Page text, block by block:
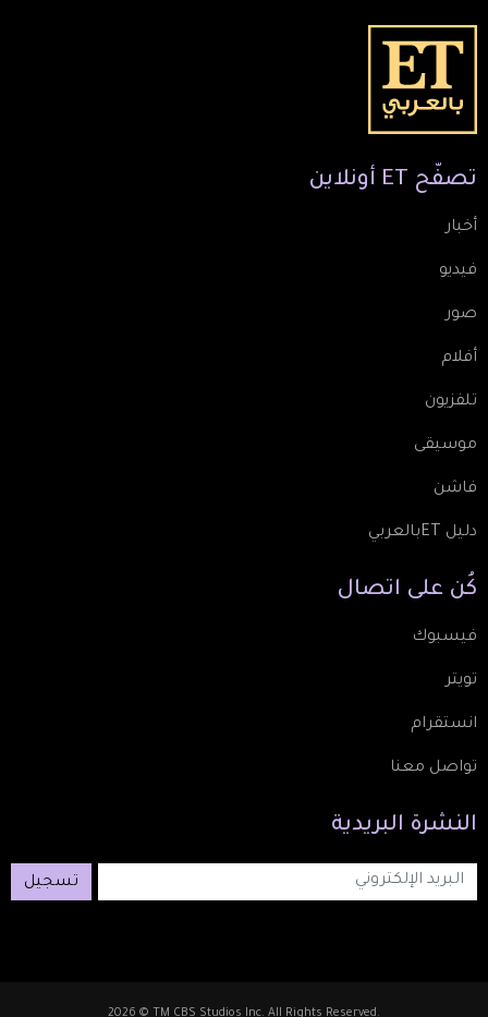
تصفّح ET أونلاين
أخبار
فيديو
صور
أفلام
تلفزيون
موسيقى
فاشن
دليل ETبالعربي
كُن على اتصال
فيسبوك
تويتر
انستقرام
تواصل معنا
النشرة البريدية
تسجيل
2026 © TM CBS Studios Inc. All Rights Reserved.